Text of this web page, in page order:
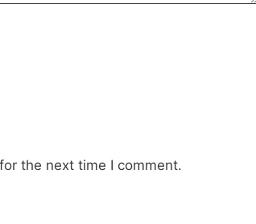
the next time I comment.